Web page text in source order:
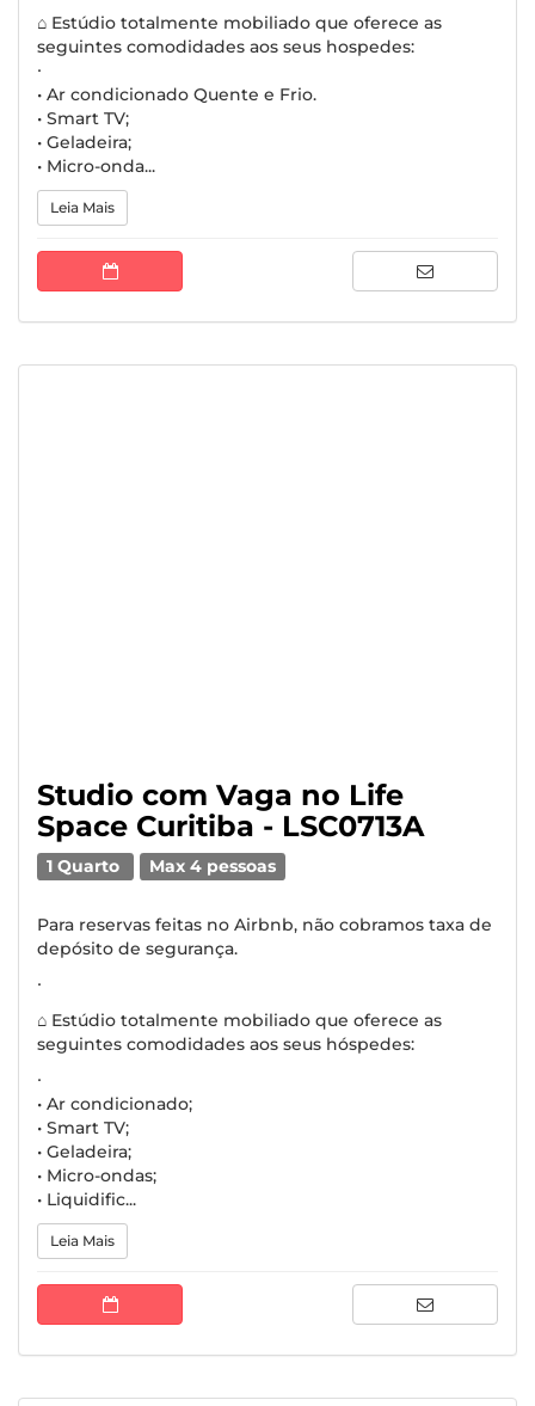
⌂ Estúdio totalmente mobiliado que oferece as
seguintes comodidades aos seus hospedes:
∙
• Ar condicionado Quente e Frio.
• Smart TV;
• Geladeira;
• Micro-onda...
Leia Mais
Studio com Vaga no Life
Space Curitiba - LSC0713A
1 Quarto Max 4 pessoas
Para reservas feitas no Airbnb, não cobramos taxa de
depósito de segurança.
∙
⌂ Estúdio totalmente mobiliado que oferece as
seguintes comodidades aos seus hóspedes:
∙
• Ar condicionado;
• Smart TV;
• Geladeira;
• Micro-ondas;
• Liquidific...
Leia Mais